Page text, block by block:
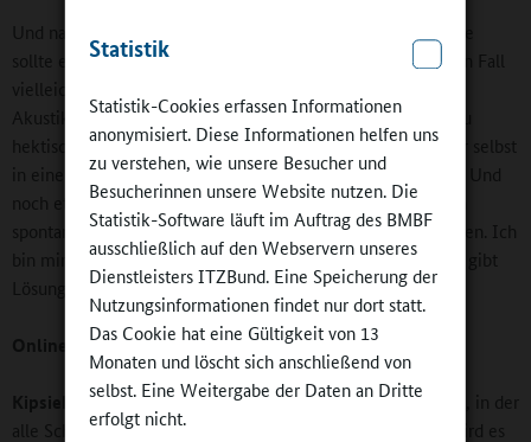
Statistik
Statistik-Cookies erfassen Informationen
anonymisiert. Diese Informationen helfen uns
zu verstehen, wie unsere Besucher und
Besucherinnen unsere Website nutzen. Die
Statistik-Software läuft im Auftrag des BMBF
ausschließlich auf den Webservern unseres
Dienstleisters ITZBund. Eine Speicherung der
Nutzungsinformationen findet nur dort statt.
Das Cookie hat eine Gültigkeit von 13
Monaten und löscht sich anschließend von
selbst. Eine Weitergabe der Daten an Dritte
erfolgt nicht.
Und natürlich spielt die Gestaltung der Mensa eine Rolle. Sie
sollte einen Aufenthaltscharakter besitzen und im optimalen Fall
vielleicht Sitzecken als Rückzugsräume vorsehen. Auch die
Akustik spielt eine Rolle. Oft ist es in Mensen zu laut und zu
hektisch. Wer Mensen plant, sollte sich immer fragen, ob er selbst
in einer zu lauten Atmosphäre und in Hektik essen möchte. Und
noch etwas wünschen Kinder und Jugendliche: Sie möchten
spontan entscheiden können, dass und was sie essen möchten. Ich
bin mir der planerischen Herausforderung bewusst, doch es gibt
Lösungen wie etwa die Büfett-Form.
Online-Redaktion:Wie lässt sich die Hektik vermeiden?
Kipsieker:Auch das ist eine Frage der Planung. Eine Mensa, in der
alle Schülerinnen und Schüler gleichzeitig essen können, wird es